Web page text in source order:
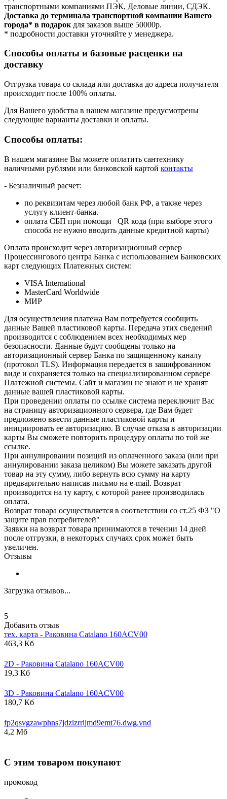
транспортными компаниями ПЭК, Деловые линии, СДЭК.
Доставка до терминала транспортной компании Вашего
города* в подарок для заказов выше 50000р.
* подробности доставки уточняйте у менеджера.
Способы оплаты и базовые расценки на
доставку
Отгрузка товара со склада или доставка до адреса получателя
происходит после 100% оплаты.
Для Вашего удобства в нашем магазине предусмотрены
следующие варианты доставки и оплаты.
Способы оплаты:
В нашем магазине Вы можете оплатить сантехнику
наличными рублями или банковской картой контакты
- Безналичный расчет:
по реквизитам через любой банк РФ, а также через
услугу клиент-банка.
оплата СБП при помощи QR кода (при выборе этого
способа не нужно вводить данные кредитной карты)
Оплата происходит через авторизационный сервер
Процессингового центра Банка с использованием Банковских
карт следующих Платежных систем:
VISA International
MasterCard Worldwide
МИР
Для осуществления платежа Вам потребуется сообщить
данные Вашей пластиковой карты. Передача этих сведений
производится с соблюдением всех необходимых мер
безопасности. Данные будут сообщены только на
авторизационный сервер Банка по защищенному каналу
(протокол TLS). Информация передается в зашифрованном
виде и сохраняется только на специализированном сервере
Платежной системы. Сайт и магазин не знают и не хранят
данные вашей пластиковой карты.
При проведении оплаты по ссылке система переключит Вас
на страницу авторизационного сервера, где Вам будет
предложено ввести данные пластиковой карты и
инициировать ее авторизацию. В случае отказа в авторизации
карты Вы сможете повторить процедуру оплаты по той же
ссылке.
При аннулировании позиций из оплаченного заказа (или при
аннулировании заказа целиком) Вы можете заказать другой
товар на эту сумму, либо вернуть всю сумму на карту
предварительно написав письмо на e-mail. Возврат
производится на ту карту, с которой ранее производилась
оплата.
Возврат товара осуществляется в соответствии со ст.25 ФЗ "О
защите прав потребителей"
Заявки на возврат товара принимаются в течении 14 дней
после отгрузки, в некоторых случаях срок может быть
увеличен.
Отзывы
Загрузка отзывов...
5
Добавить отзыв
тех. карта - Раковина Catalano 160ACV00
463,3 Кб
2D - Раковина Catalano 160ACV00
19,3 Кб
3D - Раковина Catalano 160ACV00
180,7 Кб
fp2qsvgzawphns7jdzizrrijmd9emt76.dwg.vnd
4,2 Мб
С этим товаром покупают
промокод